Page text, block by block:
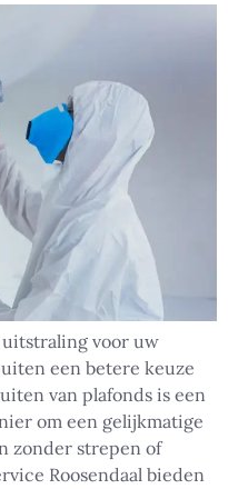
voor uw
een betere keuze
van plafonds is een
om een gelijkmatige
zonder strepen of
Roosendaal bieden